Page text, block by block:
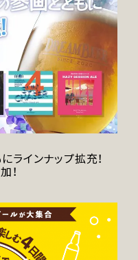
ラインナップ拡充！
！